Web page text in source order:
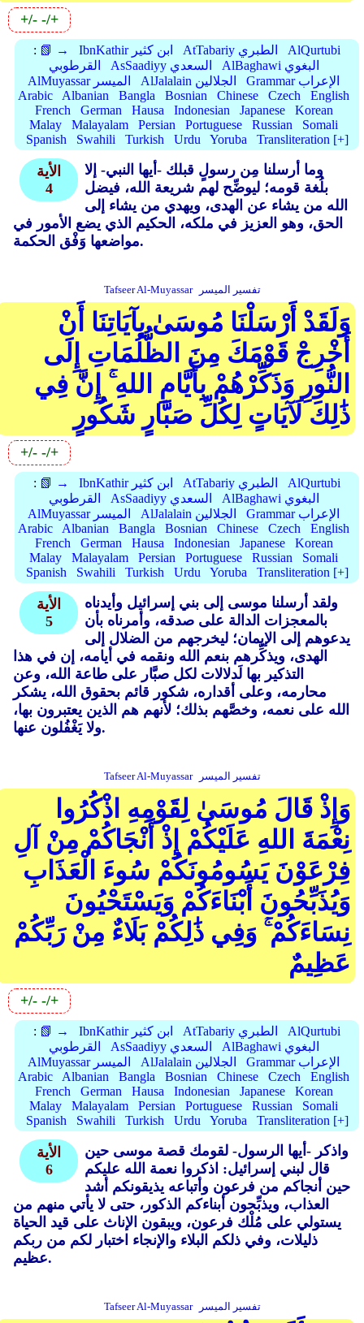
+/- -/+
: 📗 → IbnKathir ابن كثير AtTabariy الطبري
AlQurtubi
القرطوبي
AsSaadiyy السعدي
AlBaghawi البغوي
AlMuyassar الميسر
AlJalalain الجلالين
Grammar الإعراب
Arabic
Albanian Bangla Bosnian Chinese Czech
English
French
German Hausa Indonesian Japanese
Korean
Malay
Malayalam Persian Portuguese Russian
Somali
Spanish
Swahili Turkish Urdu Yoruba Transliteration [+]
الأية
4
وما أرسلنا مِن رسولٍ قبلك -أيها النبي- إلا
بلُغة قومه؛ ليوضِّح لهم شريعة الله، فيضل
الله من يشاء عن الهدى، ويهدي من يشاء إلى
الحق، وهو العزيز في ملكه، الحكيم الذي يضع الأمور في
مواضعها وَفْق الحكمة.
Tafseer Al-Muyassar تفسير الميسر
وَلَقَدْ أَرْسَلْنَا مُوسَىٰ بِآيَاتِنَا أَنْ
أَخْرِجْ قَوْمَكَ مِنَ الظُّلُمَاتِ إِلَى
النُّورِ وَذَكِّرْهُمْ بِأَيَّامِ اللهِ ۚ إِنَّ فِي
ذَٰلِكَ لَآيَاتٍ لِكُلِّ صَبَّارٍ شَكُورٍ
+/- -/+
: 📗 → IbnKathir ابن كثير AtTabariy الطبري
AlQurtubi
القرطوبي
AsSaadiyy السعدي
AlBaghawi البغوي
AlMuyassar الميسر
AlJalalain الجلالين
Grammar الإعراب
Arabic
Albanian Bangla Bosnian Chinese Czech
English
French
German Hausa Indonesian Japanese
Korean
Malay
Malayalam Persian Portuguese Russian
Somali
Spanish
Swahili Turkish Urdu Yoruba Transliteration [+]
الأية
5
ولقد أرسلنا موسى إلى بني إسرائيل وأيدناه
بالمعجزات الدالة على صدقه، وأمرناه بأن
يدعوهم إلى الإيمان؛ ليخرجهم من الضلال إلى
الهدى، ويذكِّرهم بنعم الله ونقمه في أيامه، إن في هذا
التذكير بها لَدلالات لكل صبَّار على طاعة الله، وعن
محارمه، وعلى أقداره، شكور قائم بحقوق الله، يشكر
الله على نعمه، وخصَّهم بذلك؛ لأنهم هم الذين يعتبرون بها،
ولا يَغْفُلون عنها.
Tafseer Al-Muyassar تفسير الميسر
وَإِذْ قَالَ مُوسَىٰ لِقَوْمِهِ اذْكُرُوا
نِعْمَةَ اللهِ عَلَيْكُمْ إِذْ أَنْجَاكُمْ مِنْ آلِ
فِرْعَوْنَ يَسُومُونَكُمْ سُوءَ الْعَذَابِ
وَيُذَبِّحُونَ أَبْنَاءَكُمْ وَيَسْتَحْيُونَ
نِسَاءَكُمْ ۚ وَفِي ذَٰلِكُمْ بَلَاءٌ مِنْ رَبِّكُمْ
عَظِيمٌ
+/- -/+
: 📗 → IbnKathir ابن كثير AtTabariy الطبري
AlQurtubi
القرطوبي
AsSaadiyy السعدي
AlBaghawi البغوي
AlMuyassar الميسر
AlJalalain الجلالين
Grammar الإعراب
Arabic
Albanian Bangla Bosnian Chinese Czech
English
French
German Hausa Indonesian Japanese
Korean
Malay
Malayalam Persian Portuguese Russian
Somali
Spanish
Swahili Turkish Urdu Yoruba Transliteration [+]
الأية
6
واذكر -أيها الرسول- لقومك قصة موسى حين
قال لبني إسرائيل: اذكروا نعمة الله عليكم
حين أنجاكم من فرعون وأتباعه يذيقونكم أشد
العذاب، ويذبِّحون أبناءكم الذكور، حتى لا يأتي منهم من
يستولي على مُلْك فرعون، ويبقون الإناث على قيد الحياة
ذليلات، وفي ذلكم البلاء والإنجاء اختبار لكم من ربكم
عظيم.
Tafseer Al-Muyassar تفسير الميسر